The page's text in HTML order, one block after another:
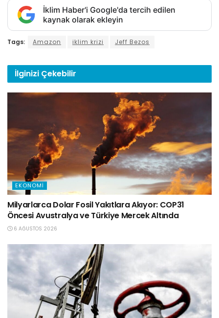
İklim Haber'i Google'da tercih edilen
kaynak olarak ekleyin
Tags: Amazon iklim krizi Jeff Bezos
İlginizi Çekebilir
EKONOMI
Milyarlarca Dolar Fosil Yakıtlara Akıyor: COP31
Öncesi Avustralya ve Türkiye Mercek Altında
6 AĞUSTOS 2026